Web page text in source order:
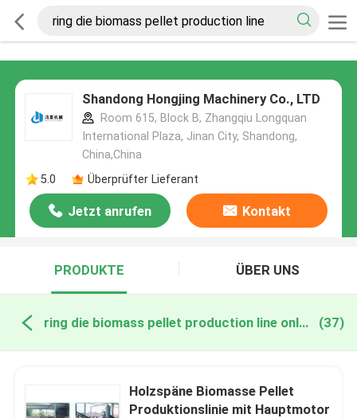
Shandong Hongjing Machinery Co., LTD
Room 615, Block B, Zhangqiu Longquan
International Plaza, Jinan City, Shandong,
China,China
5.0
Überprüfter Lieferant
Jetzt anrufen Kontakt
PRODUKTE ÜBER UNS
ring die biomass pellet production line online manufacture (37)
Holzspäne Biomasse Pellet
Produktionslinie mit Hauptmotor